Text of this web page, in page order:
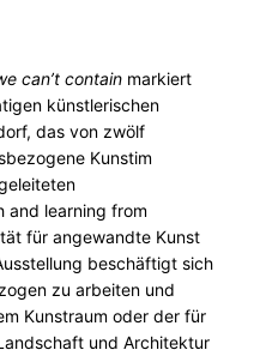
can’t contain markiert
künstlerischen
das von zwölf
Kunstim
and learning from
für angewandte Kunst
beschäftigt sich
zu arbeiten und
Kunstraum oder der für
und Architektur